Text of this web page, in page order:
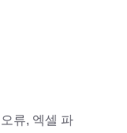
류, 엑셀 파